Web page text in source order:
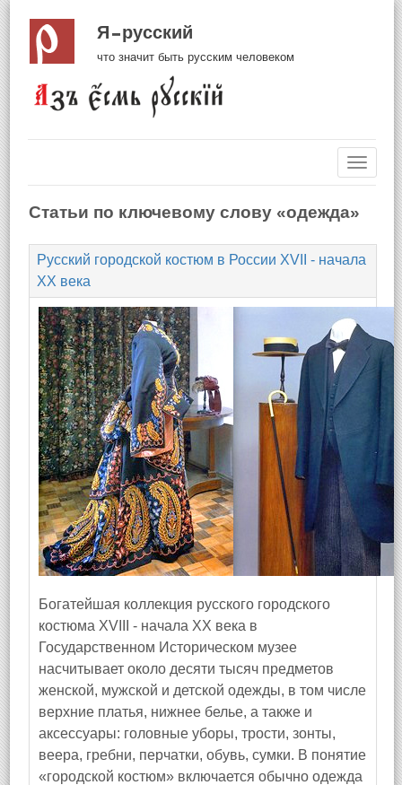
Я русский
что значит быть русским человеком
Статьи по ключевому слову «одежда»
Русский городской костюм в России XVII - начала
XX века
Богатейшая коллекция русского городского
костюма XVIII - начала XX века в
Государственном Историческом музее
насчитывает около десяти тысяч предметов
женской, мужской и детской одежды, в том числе
верхние платья, нижнее белье, а также и
аксессуары: головные уборы, трости, зонты,
веера, гребни, перчатки, обувь, сумки. В понятие
«городской костюм» включается обычно одежда